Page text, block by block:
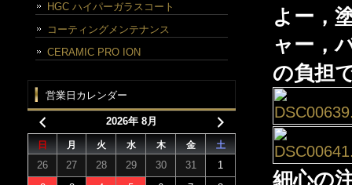
よー，
ャー，
の負担
細心の
HGC ハイパーガラスコート
コーティングメンテナンス
CERAMIC PRO ION
営業日カレンダー
2026年 8月
日 月 火 水 木 金 土
26 27 28 29 30 31
1